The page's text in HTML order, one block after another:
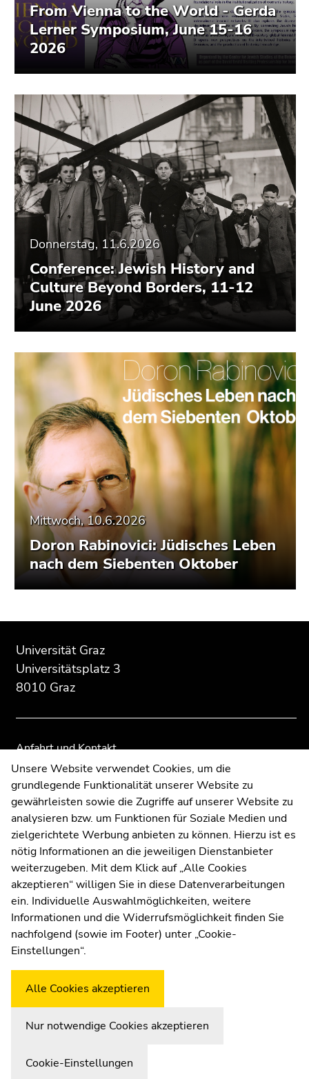
From Vienna to the World - Gerda
Lerner Symposium, June 15-16
2026
Donnerstag, 11.6.2026
Conference: Jewish History and
Culture Beyond Borders, 11-12
June 2026
Mittwoch, 10.6.2026
Doron Rabinovici: Jüdisches Leben
nach dem Siebenten Oktober
des
Seitenbereichs:
Zusatzinformationen:
Universität Graz
Universitätsplatz 3
8010 Graz
Anfahrt und Kontakt
Kommunikation und Öffentlichkeitsarbeit
Moodle
UNIGRAZonline
Impressum
Datenschutzerklärung
Cookie-Einstellungen
Barrierefreiheitserklärung
WetterstationUni Graz
dieses
Seitenbereichs.
Übersicht
dieses
Seitenbereichs.
Übersicht
Unsere Website verwendet Cookies, um die
grundlegende Funktionalität unserer Website zu
gewährleisten sowie die Zugriffe auf unserer Website zu
analysieren bzw. um Funktionen für Soziale Medien und
zielgerichtete Werbung anbieten zu können. Hierzu ist es
nötig Informationen an die jeweiligen Dienstanbieter
weiterzugeben. Mit dem Klick auf „Alle Cookies
akzeptieren“ willigen Sie in diese Datenverarbeitungen
ein. Individuelle Auswahlmöglichkeiten, weitere
Informationen und die Widerrufsmöglichkeit finden Sie
nachfolgend (sowie im Footer) unter „Cookie-
Einstellungen“.
Alle Cookies akzeptieren
Nur notwendige Cookies akzeptieren
Cookie-Einstellungen